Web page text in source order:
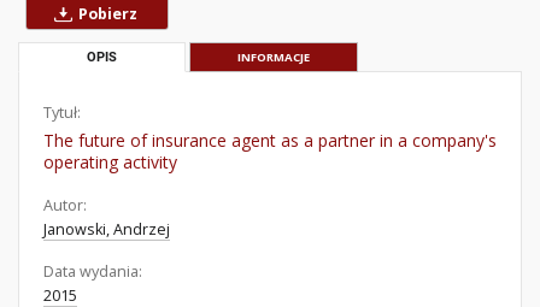
Pobierz
OPIS INFORMACJE
Tytuł:
The future of insurance agent as a partner in a company's
operating activity
Autor:
Janowski, Andrzej
Data wydania:
2015